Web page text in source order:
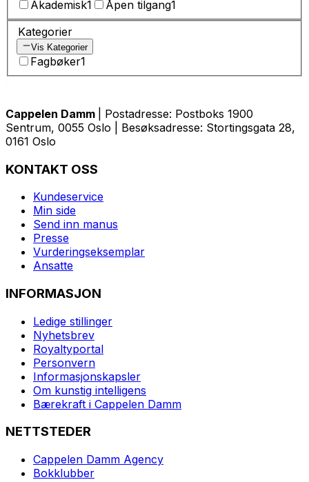
Akademisk1 Åpen tilgang1
Kategorier
Vis Kategorier
Fagbøker1
Cappelen Damm
| Postadresse: Postboks 1900
Sentrum, 0055 Oslo | Besøksadresse: Stortingsgata 28,
0161 Oslo
KONTAKT OSS
Kundeservice
Min side
Send inn manus
Presse
Vurderingseksemplar
Ansatte
INFORMASJON
Ledige stillinger
Nyhetsbrev
Royaltyportal
Personvern
Informasjonskapsler
Om kunstig intelligens
Bærekraft i Cappelen Damm
NETTSTEDER
Cappelen Damm Agency
Bokklubber